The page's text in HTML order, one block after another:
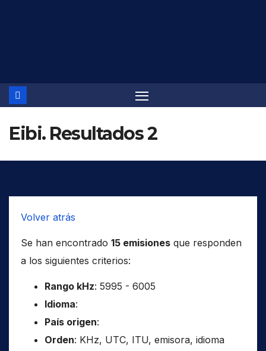
Eibi. Resultados 2
Volver atrás
Se han encontrado 15 emisiones que responden
a los siguientes criterios:
Rango kHz: 5995 - 6005
Idioma:
País origen:
Orden: KHz, UTC, ITU, emisora, idioma